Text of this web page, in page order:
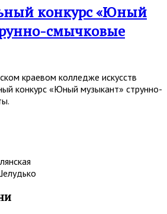
конкурс «Юный
смычковые
краевом колледже искусств
конкурс «Юный музыкант» струнно-